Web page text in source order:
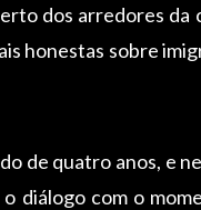
dos arredores da
honestas sobre
de quatro anos, e
diálogo com o